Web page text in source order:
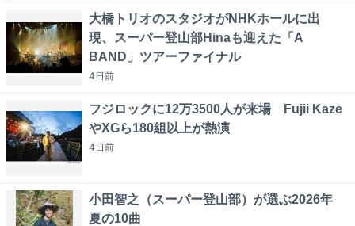
大橋トリオのスタジオがNHKホールに出
現、スーパー登山部Hinaも迎えた「A
BAND」ツアーファイナル
4日前
フジロックに12万3500人が来場 Fujii Kaze
やXGら180組以上が熱演
4日前
小田智之（スーパー登山部）が選ぶ2026年
夏の10曲